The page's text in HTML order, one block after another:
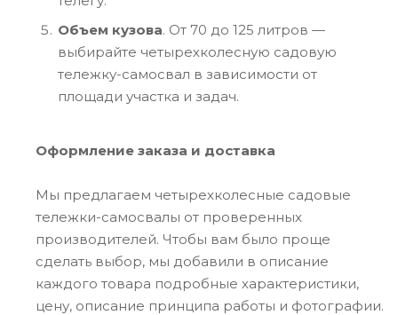
Объем кузова. От 70 до 125 литров —
выбирайте четырехколесную садовую
тележку-самосвал в зависимости от
площади участка и задач.
Оформление заказа и доставка
Мы предлагаем четырехколесные садовые
тележки-самосвалы от проверенных
производителей. Чтобы вам было проще
сделать выбор, мы добавили в описание
каждого товара подробные характеристики,
цену, описание принципа работы и фотографии.